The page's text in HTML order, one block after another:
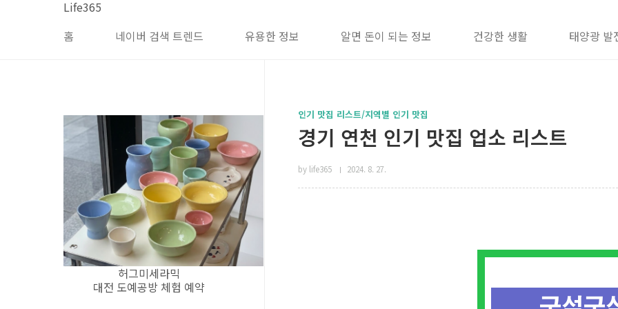
Life365
홈
네이버 검색 트렌드 유용한 정보 알면 돈이 되는 정보 건강한 생활 태양광 발
인기 맛집 리스트/지역별 인기 맛집
경기 연천 인기 맛집 업소 리스트
by life365 2024. 8. 27.
허그미세라믹
대전 도예공방 체험 예약